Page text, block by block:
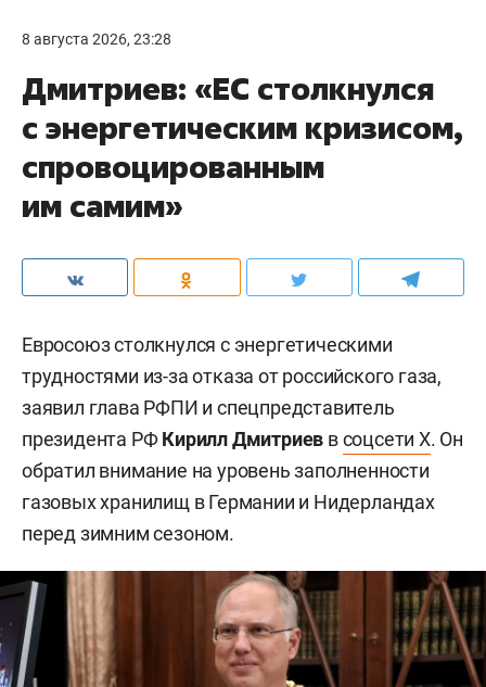
8 августа 2026, 23:28
Дмитриев: «ЕС столкнулся
с энергетическим кризисом,
спровоцированным
им самим»
Евросоюз столкнулся с энергетическими
трудностями из-за отказа от российского газа,
заявил глава РФПИ и спецпредставитель
президента РФКирилл Дмитриев всоцсети X. Он
обратил внимание на уровень заполненности
газовых хранилищ в Германии и Нидерландах
перед зимним сезоном.